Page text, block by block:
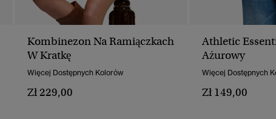
Kombinezon Na Ramiączkach
W Kratkę
Więcej Dostępnych Kolorów
Zł 229,00
Athletic
Ażurowy
Więcej Dostępnych
Zł 149,00